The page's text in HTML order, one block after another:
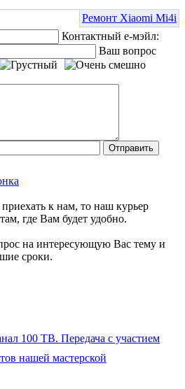
Ремонт Xiaomi Mi4i
Контактный е-мэйл:
Ваш вопрос
к нам, то наш курьер
где Вам будет удобно.
на интересующую Вас тему и
сроки.
100 ТВ. Передача с участием
нашей мастерской